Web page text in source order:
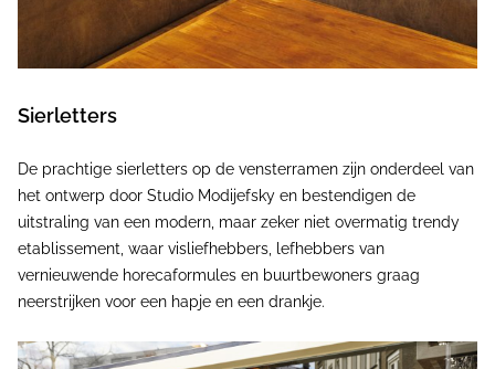
Sierletters
De prachtige sierletters op de vensterramen zijn onderdeel van
het ontwerp door Studio Modijefsky en bestendigen de
uitstraling van een modern, maar zeker niet overmatig trendy
etablissement, waar visliefhebbers, lefhebbers van
vernieuwende horecaformules en buurtbewoners graag
neerstrijken voor een hapje en een drankje.